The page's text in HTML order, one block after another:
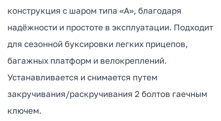
конструкция с шаром типа «А», благодаря
надёжности и простоте в эксплуатации. Подходит
для сезонной буксировки легких прицепов,
багажных платформ и велокреплений.
Устанавливается и снимается путем
закручивания/раскручивания 2 болтов гаечным
ключем.